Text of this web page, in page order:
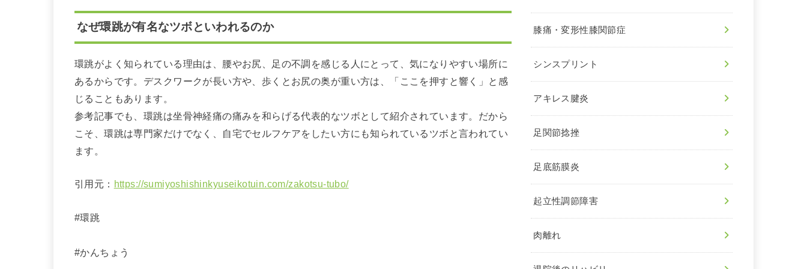
なぜ環跳が有名なツボといわれるのか
環跳がよく知られている理由は、腰やお尻、足の不調を感じる人にとって、気になりやすい場所に
あるからです。デスクワークが長い方や、歩くとお尻の奥が重い方は、「ここを押すと響く」と感
じることもあります。
参考記事でも、環跳は坐骨神経痛の痛みを和らげる代表的なツボとして紹介されています。だから
こそ、環跳は専門家だけでなく、自宅でセルフケアをしたい方にも知られているツボと言われてい
ます。
引用元： https://sumiyoshishinkyuseikotuin.com/zakotsu-tubo/
#環跳
#かんちょう
膝痛・変形性膝関節症
シンスプリント
アキレス腱炎
足関節捻挫
足底筋膜炎
起立性調節障害
肉離れ